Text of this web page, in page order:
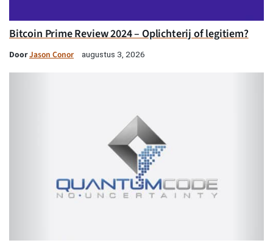
Bitcoin Prime Review 2024 – Oplichterij of legitiem?
DoorJason Conor augustus 3, 2026